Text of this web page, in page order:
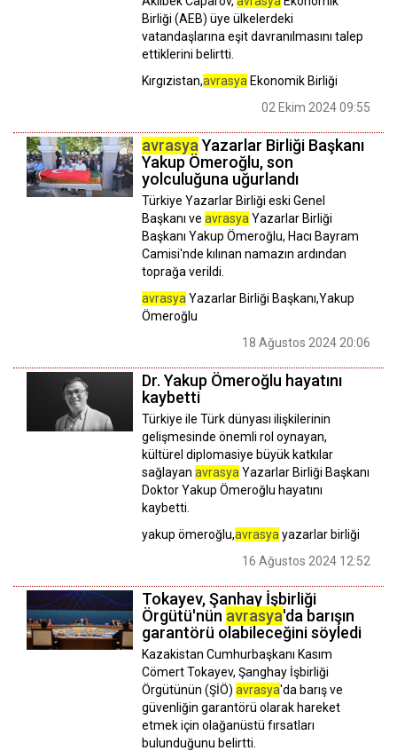
Birliği (AEB) üye ülkelerdeki
vatandaşlarına eşit davranılmasını talep
ettiklerini belirtti.
Kırgızistan,avrasya Ekonomik Birliği
02 Ekim 2024 09:55
avrasya Yazarlar Birliği Başkanı
Yakup Ömeroğlu, son
yolculuğuna uğurlandı
Türkiye Yazarlar Birliği eski Genel
Başkanı ve avrasya Yazarlar Birliği
Başkanı Yakup Ömeroğlu, Hacı Bayram
Camisi'nde kılınan namazın ardından
toprağa verildi.
avrasya Yazarlar Birliği Başkanı,Yakup
Ömeroğlu
18 Ağustos 2024 20:06
Dr. Yakup Ömeroğlu hayatını
kaybetti
Türkiye ile Türk dünyası ilişkilerinin
gelişmesinde önemli rol oynayan,
kültürel diplomasiye büyük katkılar
sağlayan avrasya Yazarlar Birliği Başkanı
Doktor Yakup Ömeroğlu hayatını
kaybetti.
yakup ömeroğlu,avrasya yazarlar birliği
16 Ağustos 2024 12:52
Tokayev, Şanhay İşbirliği
Örgütü'nün avrasya'da barışın
garantörü olabileceğini söyledi
Kazakistan Cumhurbaşkanı Kasım
Cömert Tokayev, Şanghay İşbirliği
Örgütünün (ŞİÖ) avrasya'da barış ve
güvenliğin garantörü olarak hareket
etmek için olağanüstü fırsatları
bulunduğunu belirtti.